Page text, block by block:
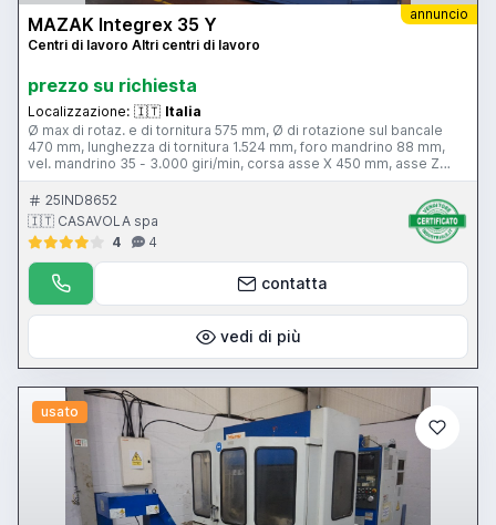
annuncio
MAZAK Integrex 35 Y
Centri di lavoro Altri centri di lavoro
prezzo su richiesta
Localizzazione: 🇮🇹 Italia
Ø max di rotaz. e di tornitura 575 mm, Ø di rotazione sul bancale
470 mm, lunghezza di tornitura 1.524 mm, foro mandrino 88 mm,
vel. mandrino 35 - 3.000 giri/min, corsa asse X 450 mm, asse Z
1.575 mm, asse Y +-90 mm, attacco mandrino A2-8”, potenza
mandrino 30/22 KW, cono attacco utensile mot. CAT 40, potenza
utensile motorizzato 7,5 KW, vel. utensile motorizzato 15 - 6.000
giri/min, magazzino utensili 80 posizioni, evacuatore trucioli,
controllo Mazatrol M-Plus
25IND8652
🇮🇹 CASAVOLA spa
4
4
contatta
vedi di più
usato